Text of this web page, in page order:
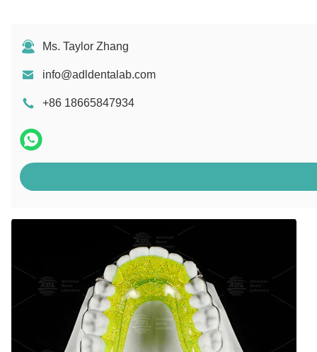
Ms. Taylor Zhang
info@adldentalab.com
+86 18665847934